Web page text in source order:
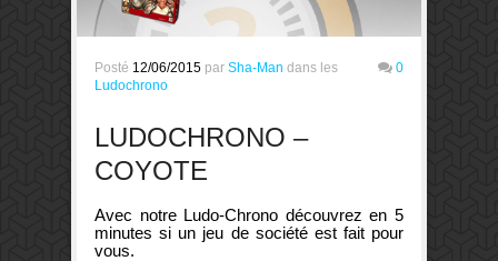
Posté 12/06/2015 par Sha-Man dans les
Ludochrono
0
LUDOCHRONO –
COYOTE
Avec notre Ludo-Chrono découvrez en 5
minutes si un jeu de société est fait pour
vous.